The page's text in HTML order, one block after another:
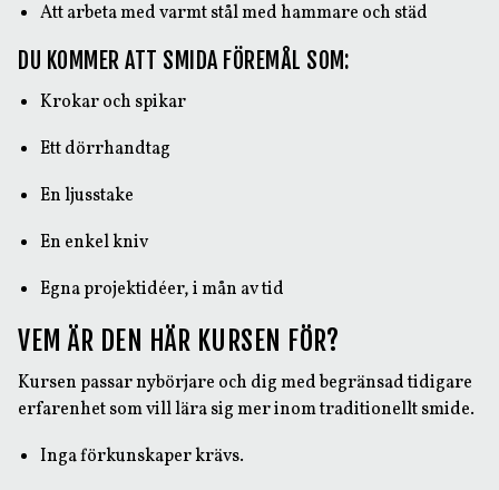
Att arbeta med varmt stål med hammare och städ
DU KOMMER ATT SMIDA FÖREMÅL SOM:
Krokar och spikar
Ett dörrhandtag
En ljusstake
En enkel kniv
Egna projektidéer, i mån av tid
VEM ÄR DEN HÄR KURSEN FÖR?
Kursen passar nybörjare och dig med begränsad tidigare
erfarenhet som vill lära sig mer inom traditionellt smide.
Inga förkunskaper krävs.